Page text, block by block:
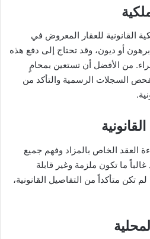
القانونية للعقار المعروض في
أو ديون، وقد تحتاج إلى دفع هذه
من الأفضل أن تستعين بمحامٍ
السجلات الرسمية والتأكد من
العقد الخاص بالمزاد وفهم جميع
ما تكون ملزمة وغير قابلة
لم تكن متأكداً من التفاصيل القانونية،